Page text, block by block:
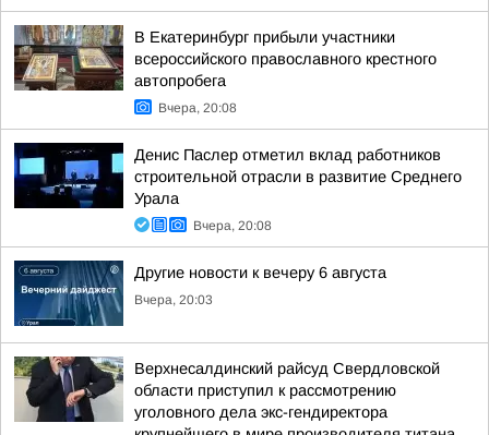
В Екатеринбург прибыли участники
всероссийского православного крестного
автопробега
Вчера, 20:08
Денис Паслер отметил вклад работников
строительной отрасли в развитие Среднего
Урала
Вчера, 20:08
Другие новости к вечеру 6 августа
Вчера, 20:03
Верхнесалдинский райсуд Свердловской
области приступил к рассмотрению
уголовного дела экс-гендиректора